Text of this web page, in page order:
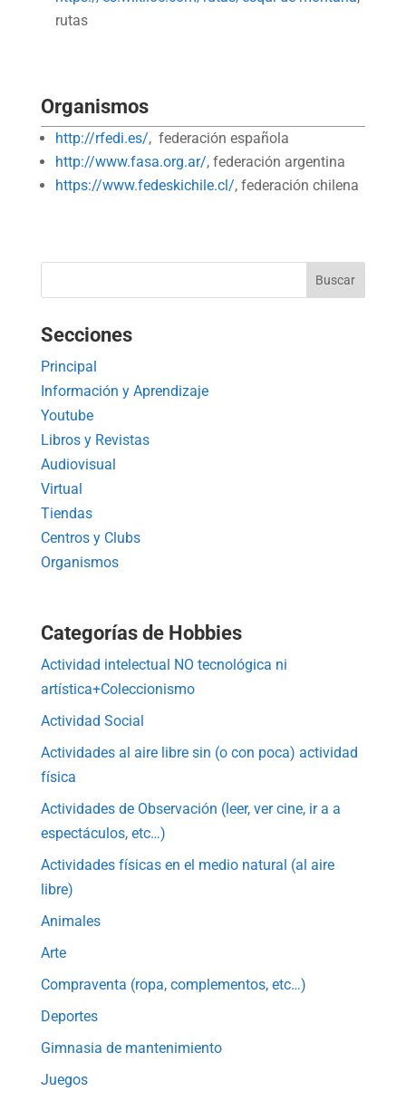
rutas
Organismos
http://rfedi.es/, federación española
http://www.fasa.org.ar/, federación argentina
https://www.fedeskichile.cl/, federación chilena
Secciones
Principal
Información y Aprendizaje
Youtube
Libros y Revistas
Audiovisual
Virtual
Tiendas
Centros y Clubs
Organismos
Categorías de Hobbies
Actividad intelectual NO tecnológica ni
artística+Coleccionismo
Actividad Social
Actividades al aire libre sin (o con poca) actividad
física
Actividades de Observación (leer, ver cine, ir a a
espectáculos, etc…)
Actividades físicas en el medio natural (al aire
libre)
Animales
Arte
Compraventa (ropa, complementos, etc…)
Deportes
Gimnasia de mantenimiento
Juegos